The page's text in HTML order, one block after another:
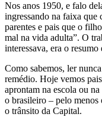
Nos anos 1950, e falo
ingressando na faixa que
parentes e pais que o
mal na vida adulta”. O
interessava, era o resumo
Como sabemos, ler
remédio. Hoje vemos
aprontam na escola ou
o brasileiro – pelo
o trânsito da Capital.